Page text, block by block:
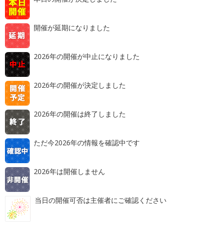
開催が延期になりました
2026年の開催が中止になりました
2026年の開催が決定しました
2026年の開催は終了しました
ただ今2026年の情報を確認中です
2026年は開催しません
当日の開催可否は主催者にご確認ください